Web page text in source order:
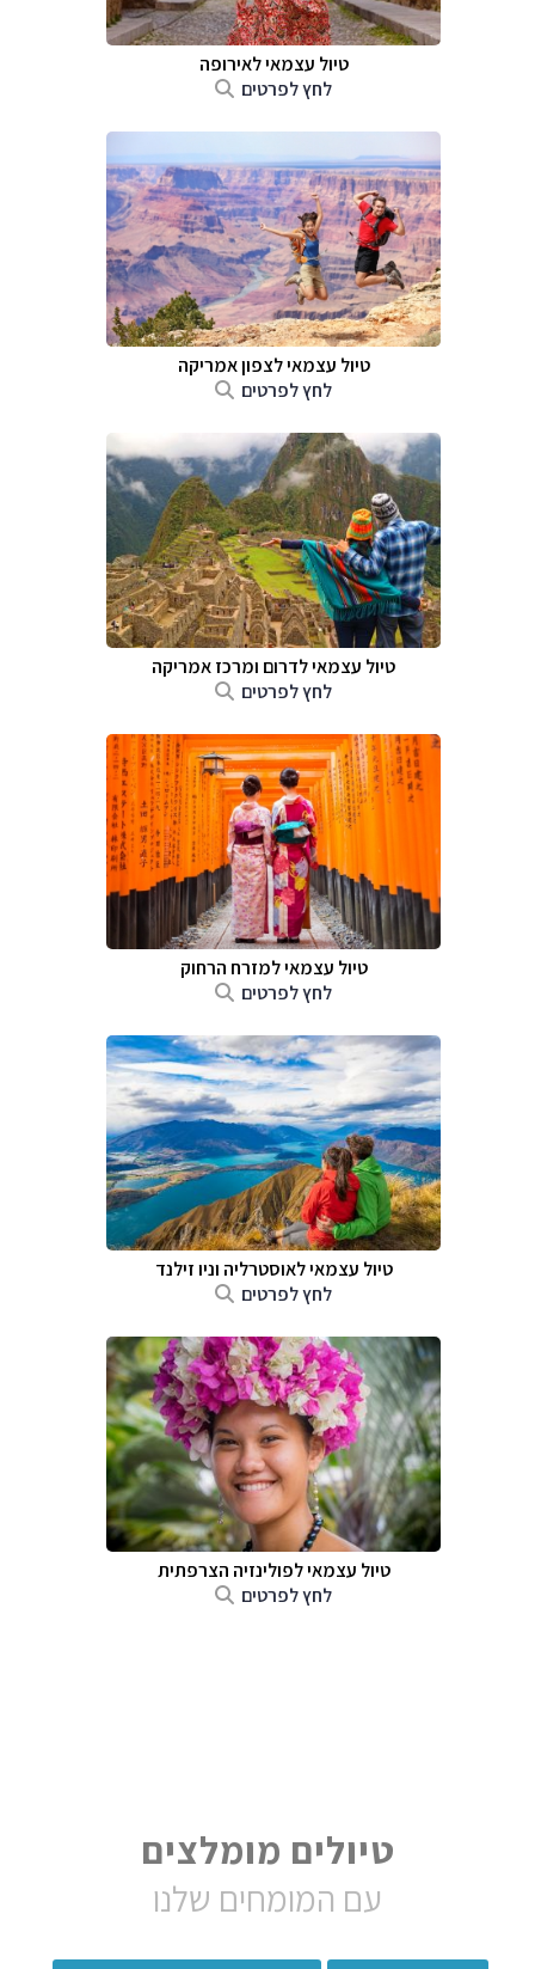
טיול עצמאי לאירופה
לחץ לפרטים
טיול עצמאי לצפון אמריקה
לחץ לפרטים
טיול עצמאי לדרום ומרכז אמריקה
לחץ לפרטים
טיול עצמאי למזרח הרחוק
לחץ לפרטים
טיול עצמאי לאוסטרליה וניו זילנד
לחץ לפרטים
טיול עצמאי לפולינזיה הצרפתית
לחץ לפרטים
טיולים מומלצים
עם המומחים שלנו